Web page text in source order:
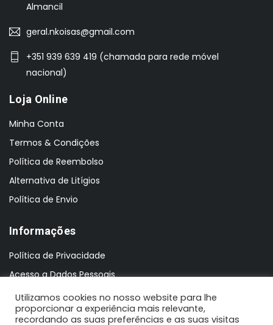
Almancil
geral.nkoisas@gmail.com
+351 939 639 419 (chamada para rede móvel
nacional)
Loja Online
Minha Conta
Termos & Condições
Política de Reembolso
Alternativa de Litígios
Política de Envio
Informações
Política de Privacidade
Acesso a Dados Pessoais
Utilizamos cookies no nosso website para lhe
proporcionar a experiência mais relevante,
recordando as suas preferências e as suas visitas